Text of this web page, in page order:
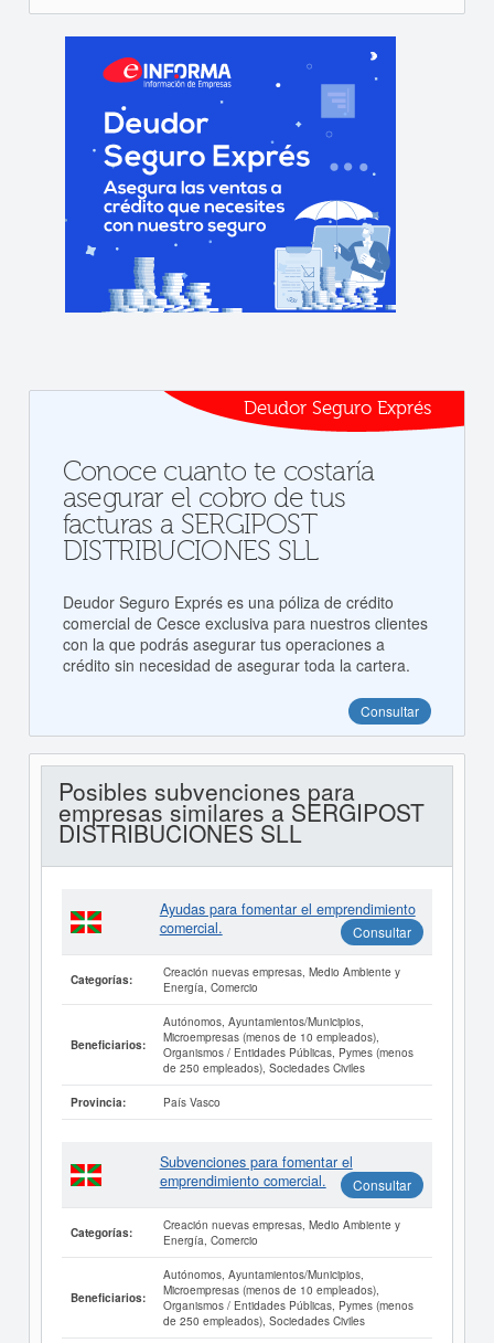
Deudor Seguro Exprés
Conoce cuanto te costaría
asegurar el cobro de tus
facturas a SERGIPOST
DISTRIBUCIONES SLL
Deudor Seguro Exprés es una póliza de crédito
comercial de Cesce exclusiva para nuestros clientes
con la que podrás asegurar tus operaciones a
crédito sin necesidad de asegurar toda la cartera.
Consultar
Posibles subvenciones para
empresas similares a SERGIPOST
DISTRIBUCIONES SLL
Ayudas para fomentar el emprendimiento
comercial.
Consultar
Categorías:
Creación nuevas empresas, Medio Ambiente y
Energía, Comercio
Beneficiarios:
Autónomos, Ayuntamientos/Municipios,
Microempresas (menos de 10 empleados),
Organismos / Entidades Públicas, Pymes (menos
de 250 empleados), Sociedades Civiles
Provincia: País Vasco
Subvenciones para fomentar el
emprendimiento comercial.
Consultar
Categorías:
Creación nuevas empresas, Medio Ambiente y
Energía, Comercio
Beneficiarios:
Autónomos, Ayuntamientos/Municipios,
Microempresas (menos de 10 empleados),
Organismos / Entidades Públicas, Pymes (menos
de 250 empleados), Sociedades Civiles